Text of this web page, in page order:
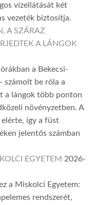
vízellátását két
vezeték biztosítja.
A SZÁRAZ
A LÁNGOK
a Bekecsi-
számolt be róla a
a lángok több ponton
növényzetben. A
így a füst
jelentős számban
EGYETEM 2026-
a Miskolci Egyetem:
rendszerét,